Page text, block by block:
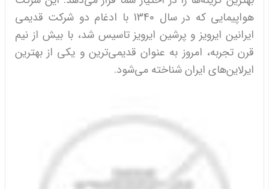
هواپیمایی که در سال 1340 با ادغام دو شرکت قدیمی
ایرانین ایرویز و پرشین ایرویز تاسیس شد، با بیش از نیم
قرن تجربه، امروز به عنوان قدیمی‌ترین و یکی از بهترین
ایرلاین‌های ایران شناخته می‌شود.